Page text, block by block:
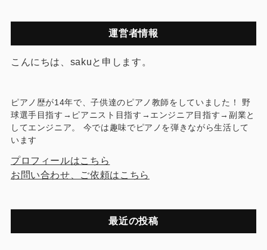
運営者情報
こんにちは、sakuと申します。
ピアノ歴が14年で、子供達のピアノ教師をしていました！ 野
球選手目指す→ピアニスト目指す→エンジニア目指す→副業と
してエンジニア。 今では趣味でピアノを弾きながら生活して
います
プロフィールはこちら
お問い合わせ、ご依頼はこちら
最近の投稿